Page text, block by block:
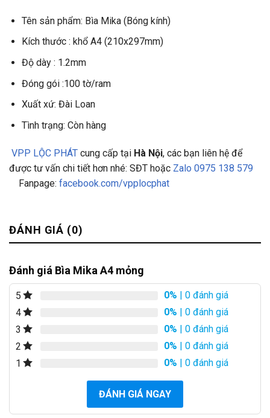
Tên sản phẩm: Bìa Mika (Bóng kính)
Kích thước : khổ A4 (210x297mm)
Độ dày : 1.2mm
Đóng gói :100 tờ/ram
Xuất xứ: Đài Loan
Tình trạng: Còn hàng
VPP LỘC PHÁT cung cấp tại Hà Nội, các bạn liên hệ để
được tư vấn chi tiết hơn nhé: SĐT hoặc Zalo 0975 138 579
Fanpage: facebook.com/vpplocphat
ĐÁNH GIÁ (0)
Đánh giá Bìa Mika A4 mỏng
5 0% | 0 đánh giá
4
0% | 0 đánh giá
3
0% | 0 đánh giá
2
0% | 0 đánh giá
1
0% | 0 đánh giá
ĐÁNH GIÁ NGAY